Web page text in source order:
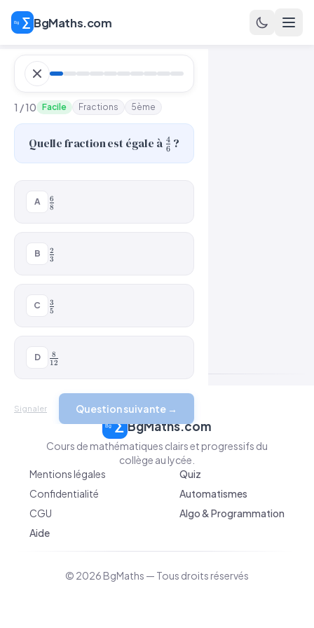
BgMaths.com
1 / 10 Facile Fractions 5ème
Quelle fraction est égale à \frac{4}
{6}
6
4 ?
A
\frac{6}
{8}
8
6
B
\frac{2}
{3}
3
2
C
\frac{3}
{5}
5
3
D
\frac{8}
{12}
12
8
Signaler Question suivante →
BgMaths.com
Cours de mathématiques clairs et progressifs du
collège au lycée.
Mentions légales
Quiz
Confidentialité
Automatismes
CGU
Algo & Programmation
Aide
© 2026 BgMaths — Tous droits réservés